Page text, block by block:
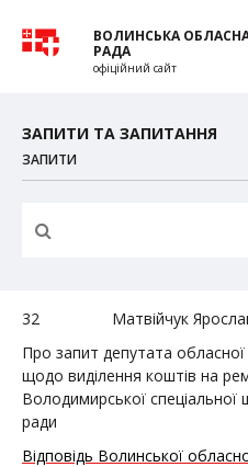
ВОЛИНСЬКА
РАДА
офіційний сайт
ЗАПИТИ ТА ЗАПИТАННЯ
ЗАПИТИ
32
Матвійчук
Про запит депутата
щодо виділення коштів на
Володимирської
ради
Відповідь Волинської